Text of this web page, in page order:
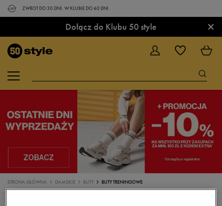
ZWROT DO 30 DNI. W KLUBIE DO 60 DNI.
Dołącz do Klubu 50 style ×
STRONA GŁÓWNA DAMSKIE BUTY BUTY TRENINGOWE